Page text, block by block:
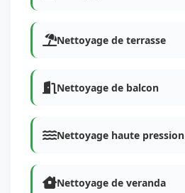
Nettoyage de terrasse
Nettoyage de balcon
Nettoyage haute pression
Nettoyage de veranda